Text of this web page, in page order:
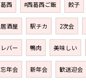
葛西 #西葛西ご飯 餃子
居酒屋 駅チカ 2次会
レバー 鴨肉 美味しい
忘年会 新年会 歓送迎会